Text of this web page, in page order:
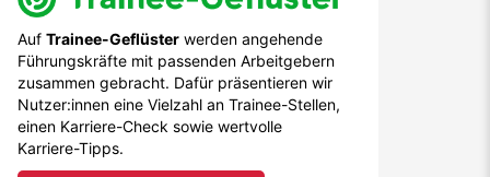
Auf Trainee-Geflüster werden angehende
Führungskräfte mit passenden Arbeitgebern
zusammen gebracht. Dafür präsentieren wir
Nutzer:innen eine Vielzahl an Trainee-Stellen,
einen Karriere-Check sowie wertvolle
Karriere-Tipps.